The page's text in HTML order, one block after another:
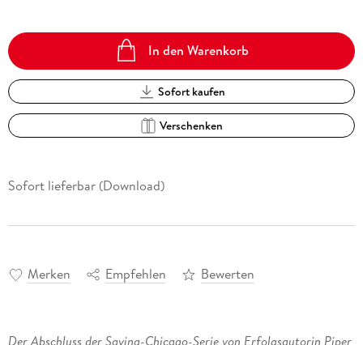
In den Warenkorb
Sofort kaufen
Verschenken
Sofort lieferbar (Download)
Merken Empfehlen Bewerten
Der Abschluss der Saving-Chicago-Serie von Erfolgsautorin Piper